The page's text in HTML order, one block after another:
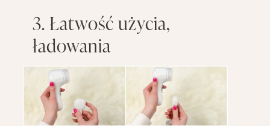
3. Łatwość użycia,
ładowania